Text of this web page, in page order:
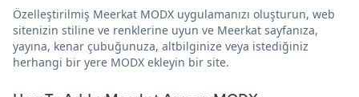
Özelleştirilmiş Meerkat MODX uygulamanızı oluşturun, web
sitenizin stiline ve renklerine uyun ve Meerkat sayfanıza,
yayına, kenar çubuğunuza, altbilginize veya istediğiniz
herhangi bir yere MODX ekleyin bir site.